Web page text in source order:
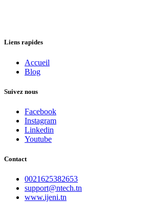
Liens rapides
Accueil
Blog
Suivez nous
Facebook
Instagram
Linkedin
Youtube
Contact
0021625382653
support@ntech.tn
www.ijeni.tn